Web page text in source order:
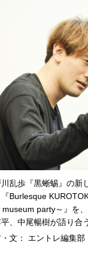
乱歩『黒蜥蜴』の新
Burlesque
museum party～』を
平、中尾暢樹が語り合
文： エントレ編集部